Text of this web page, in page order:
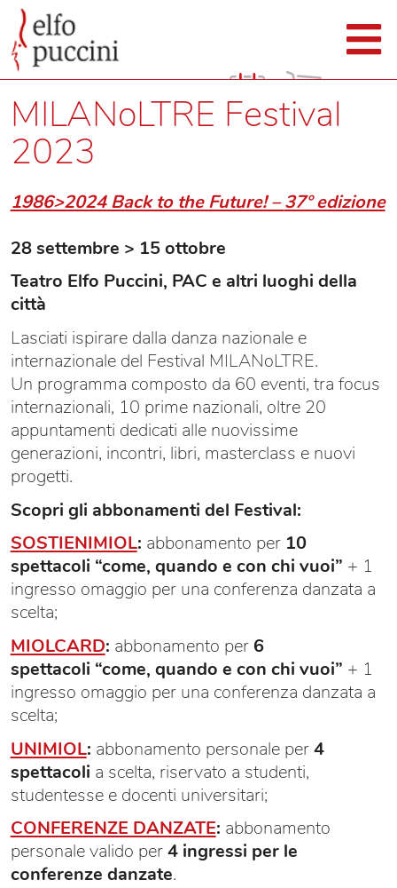
MILANoLTRE Festival
2023
1986>2024 Back to the Future! –37° edizione
28 settembre > 15 ottobre
Teatro Elfo Puccini, PAC e altri luoghi della
città
Lasciati ispirare dalla danza nazionale e
internazionale del Festival MILANoLTRE.
Un programma composto da 60 eventi, tra focus
internazionali, 10 prime nazionali, oltre 20
appuntamenti dedicati alle nuovissime
generazioni, incontri, libri, masterclass e nuovi
progetti.
Scopri gli abbonamenti del Festival:
SOSTIENIMIOL: abbonamento per 10
spettacoli “come, quando e con chi vuoi” + 1
ingresso omaggio per una conferenza danzata a
scelta;
MIOLCARD: abbonamento per6
spettacoli “come, quando e con chi vuoi” + 1
ingresso omaggio per una conferenza danzata a
scelta;
UNIMIOL: abbonamento personale per4
spettacoli a scelta, riservato a studenti,
studentesse e docenti universitari;
CONFERENZE DANZATE: abbonamento
personale valido per4 ingressi per le
conferenze danzate.